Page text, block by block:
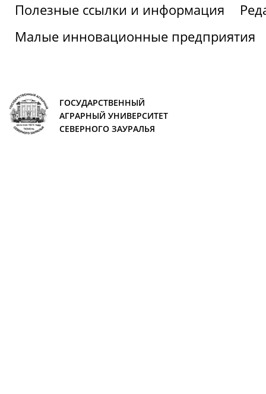
Полезные ссылки и информация
Малые инновационные предприятия
ГОСУДАРСТВЕННЫЙ
АГРАРНЫЙ УНИВЕРСИТЕТ
СЕВЕРНОГО ЗАУРАЛЬЯ